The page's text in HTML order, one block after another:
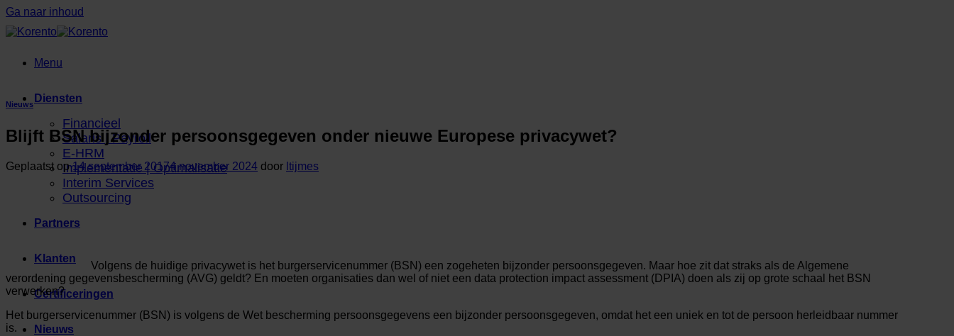
Ga naar inhoud
Menu
Diensten
Financieel
Salaris | Payroll
E-HRM
Implementatie | Optimalisatie
Interim Services
Outsourcing
Partners
Klanten
Certificeringen
Nieuws
Nieuws
Blijft BSN bijzonder persoonsgegeven onder nieuwe Europese privacywet?
Geplaatst op14 september 20174 november 2024 door ltijmes
Volgens de huidige privacywet is het burgerservicenummer (BSN) een zogeheten bijzonder persoonsgegeven. Maar hoe zit dat straks als de Algemene
verordening gegevensbescherming (AVG) geldt? En moeten organisaties dan wel of niet een data protection impact assessment (DPIA) doen als zij op grote schaal het BSN
verwerken?
Het burgerservicenummer (BSN) is volgens de Wet bescherming persoonsgegevens een bijzonder persoonsgegeven, omdat het een uniek en tot de persoon herleidbaar nummer
is.